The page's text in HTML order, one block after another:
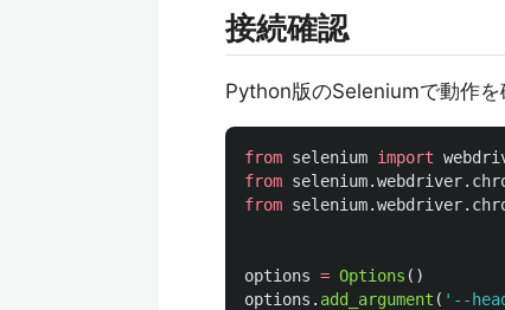
接続確認
Python版のSeleniumで動作を
from selenium import
from
from
options = Options ()
options . add_argument ( ' --